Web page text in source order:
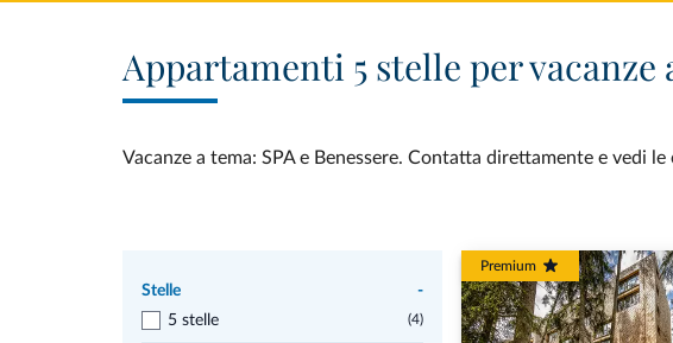
Appartamenti 5 stelle per vacanze
Vacanze a tema: SPA e Benessere. Contatta direttamente e
Stelle
-
5 stelle
(4)
Premium